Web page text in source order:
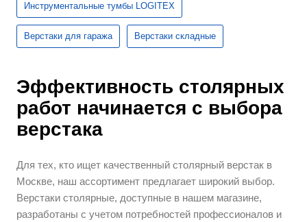
Инструментальные тумбы LOGITEX
Верстаки для гаража Верстаки складные
Эффективность столярных
работ начинается с выбора
верстака
Для тех, кто ищет качественный столярный верстак в
Москве, наш ассортимент предлагает широкий выбор.
Верстаки столярные, доступные в нашем магазине,
разработаны с учетом потребностей профессионалов и